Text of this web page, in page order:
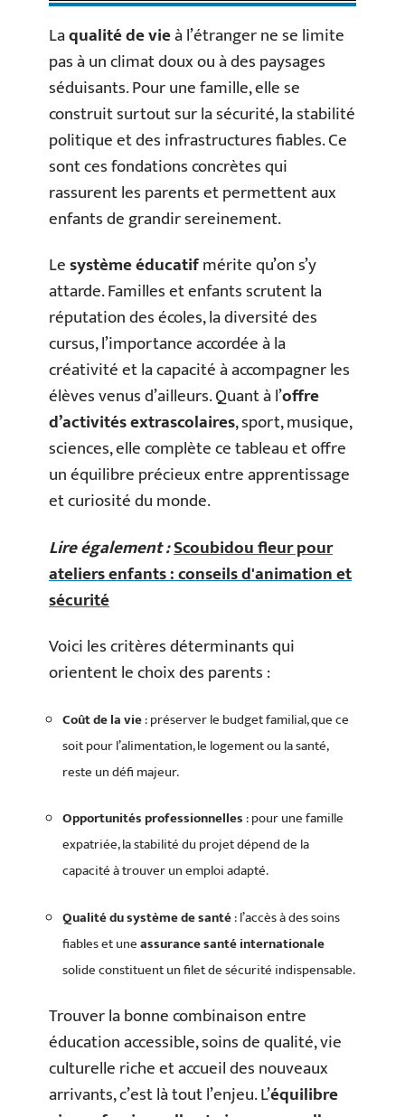
Laqualité de vieà l’étranger ne se limite
pas à un climat doux ou à des paysages
séduisants. Pour une famille, elle se
construit surtout sur la sécurité, la stabilité
politique et des infrastructures fiables. Ce
sont ces fondations concrètes qui
rassurent les parents et permettent aux
enfants de grandir sereinement.
Lesystème éducatifmérite qu’on s’y
attarde. Familles et enfants scrutent la
réputation des écoles, la diversité des
cursus, l’importance accordée à la
créativité et la capacité à accompagner les
élèves venus d’ailleurs. Quant à l’offre
d’activités extrascolaires, sport, musique,
sciences, elle complète ce tableau et offre
un équilibre précieux entre apprentissage
et curiosité du monde.
Lire également :Scoubidou fleur pour
ateliers enfants : conseils d'animation et
sécurité
Voici les critères déterminants qui
orientent le choix des parents :
Coût de la vie: préserver le budget familial, que ce
soit pour l’alimentation, le logement ou la santé,
reste un défi majeur.
Opportunités professionnelles: pour une famille
expatriée, la stabilité du projet dépend de la
capacité à trouver un emploi adapté.
Qualité du système de santé: l’accès à des soins
fiables et uneassurance santé internationale
solide constituent un filet de sécurité indispensable.
Trouver la bonne combinaison entre
éducation accessible, soins de qualité, vie
culturelle riche et accueil des nouveaux
arrivants, c’est là tout l’enjeu. L’équilibre